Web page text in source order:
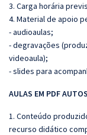
3. Carga horária
4. Material de apoio
- audioaulas;
- degravações
videoaula);
- slides para
AULAS EM PDF A
1. Conteúdo
recurso didático